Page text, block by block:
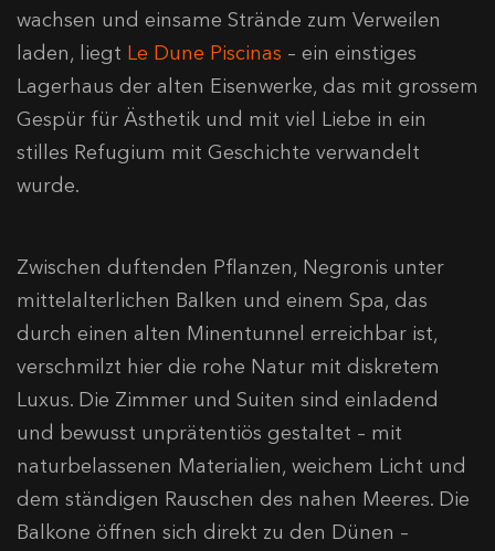
wachsen und einsame Strände zum Verweilen
laden, liegt Le Dune Piscinas – ein einstiges
Lagerhaus der alten Eisenwerke, das mit grossem
Gespür für Ästhetik und mit viel Liebe in ein
stilles Refugium mit Geschichte verwandelt
wurde.
Zwischen duftenden Pflanzen, Negronis unter
mittelalterlichen Balken und einem Spa, das
durch einen alten Minentunnel erreichbar ist,
verschmilzt hier die rohe Natur mit diskretem
Luxus. Die Zimmer und Suiten sind einladend
und bewusst unprätentiös gestaltet – mit
naturbelassenen Materialien, weichem Licht und
dem ständigen Rauschen des nahen Meeres. Die
Balkone öffnen sich direkt zu den Dünen –